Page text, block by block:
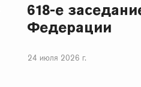
618-е
Федерации
24 июля 2026 г.